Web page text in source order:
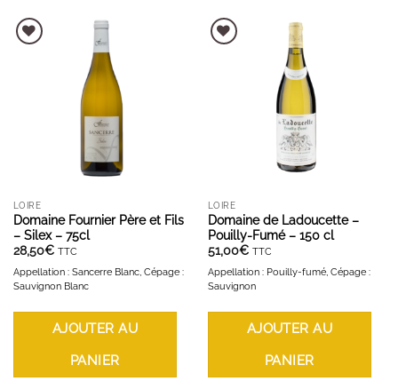
AJOUTER À LA LISTE D'ENVIES
LOIRE
Domaine Fournier Père et Fils
– Silex – 75cl
28,50€ TTC
Appellation : Sancerre Blanc, Cépage :
Sauvignon Blanc
AJOUTER AU
PANIER
AJOUTER À LA LISTE D'ENVIES
LOIRE
Domaine de Ladoucette –
Pouilly-Fumé – 150 cl
51,00€ TTC
Appellation : Pouilly-fumé, Cépage :
Sauvignon
AJOUTER AU
PANIER